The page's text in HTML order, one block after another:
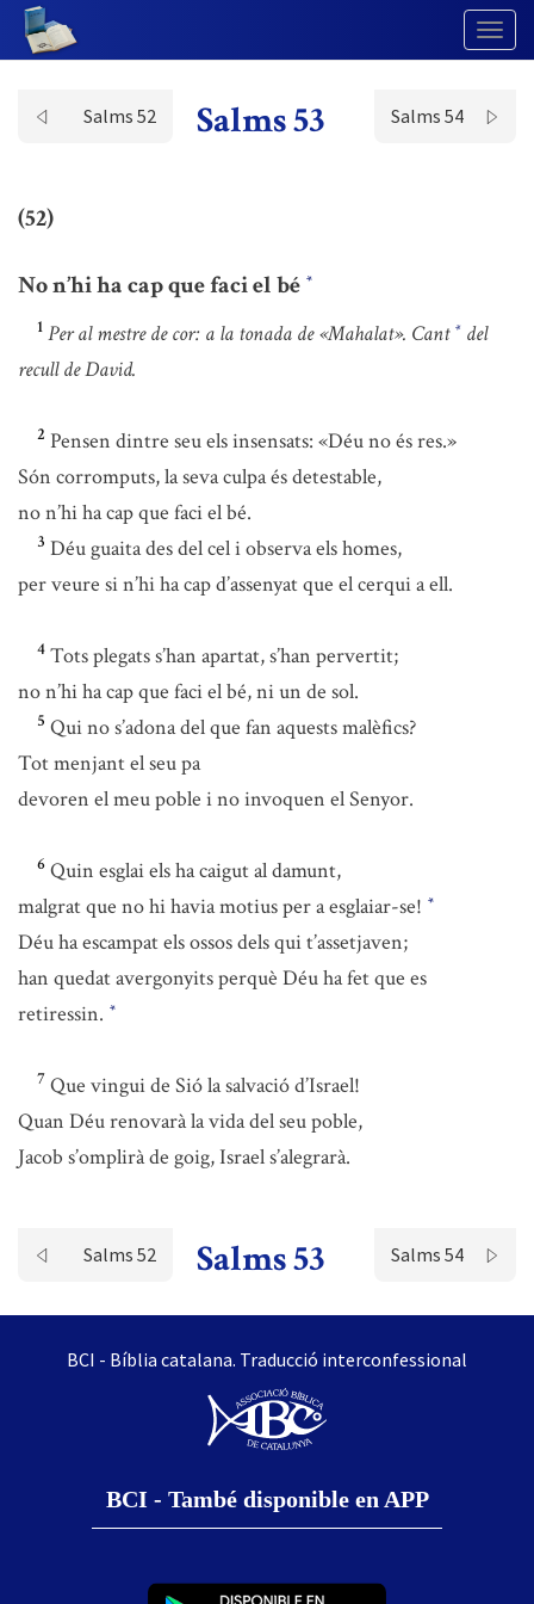
Salms 52 Salms 53 Salms 54
(52)
No n’hi ha cap que faci el bé *
1 Per al mestre de cor: a la tonada de «Mahalat». Cant * del
recull de David.
2 Pensen dintre seu els insensats: «Déu no és res.»
Són corromputs, la seva culpa és detestable,
no n’hi ha cap que faci el bé.
3 Déu guaita des del cel i observa els homes,
per veure si n’hi ha cap d’assenyat que el cerqui a ell.
4 Tots plegats s’han apartat, s’han pervertit;
no n’hi ha cap que faci el bé, ni un de sol.
5 Qui no s’adona del que fan aquests malèfics?
Tot menjant el seu pa
devoren el meu poble i no invoquen el Senyor.
6 Quin esglai els ha caigut al damunt,
malgrat que no hi havia motius per a esglaiar-se! *
Déu ha escampat els ossos dels qui t’assetjaven;
han quedat avergonyits perquè Déu ha fet que es
retiressin. *
7 Que vingui de Sió la salvació d’Israel!
Quan Déu renovarà la vida del seu poble,
Jacob s’omplirà de goig, Israel s’alegrarà.
Salms 52 Salms 53 Salms 54
BCI - Bíblia catalana. Traducció interconfessional
BCI - També disponible en APP